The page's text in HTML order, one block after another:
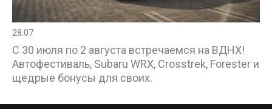
28.07
С 30 июля по 2 августа встречаемся на ВДНХ!
Автофестиваль, Subaru WRX, Crosstrek, Forester и
щедрые бонусы для своих.